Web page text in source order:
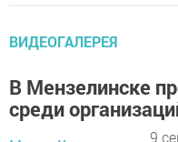
ВИДЕОГАЛЕРЕЯ
В Мензелинске
среди
9